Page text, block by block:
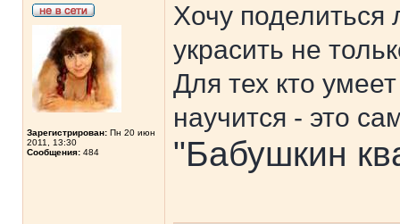
Зарегистрирован: Пн 20 июн
2011, 13:30
Сообщения: 484
Хочу поделиться
украсить не
Для тех кто
научится - это
"Бабушкин